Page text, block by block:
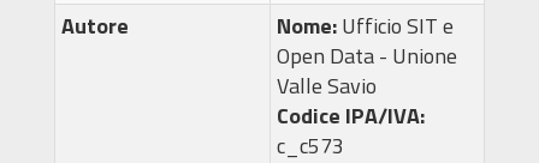
Autore
Nome:Ufficio SIT e
Open Data - Unione
Valle Savio
Codice IPA/IVA:
c_c573